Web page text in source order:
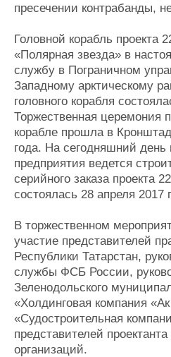
пресечении контрабанды,
Головной корабль проекта
«Полярная звезда» в
службу в Пограничном
Западному арктическому
головного корабля
Торжественная церемония
корабле прошла в
года. На сегодняшний день
предприятия ведется
серийного заказа проекта
состоялась 28 апреля 2017
В торжественном
участие представителей
Республики Татарстан,
службы ФСБ России,
Зеленодольского
«Холдинговая компания
«Судостроительная
представителей проектанта
организаций.